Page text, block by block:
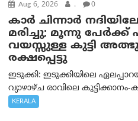
Aug 6, 2026 . 0
കാര്‍ ചിന്നാര്‍
മരിച്ചു; മൂന്നു പേര്‍ക്ക്
വയസ്സുള്ള കുട്ടി
രക്ഷപ്പെട്ടു
ഇടുക്കി: ഇടുക്കിയിലെ
വ്യാഴാഴ്ച രാവിലെ
KERALA